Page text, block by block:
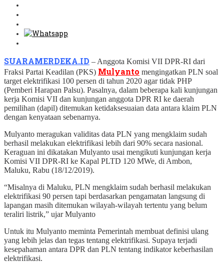
SUARAMERDEKA.ID – Anggota Komisi VII DPR-RI dari
Fraksi Partai Keadilan (PKS) Mulyanto mengingatkan PLN soal
target elektrifikasi 100 persen di tahun 2020 agar tidak PHP
(Pemberi Harapan Palsu). Pasalnya, dalam beberapa kali kunjungan
kerja Komisi VII dan kunjungan anggota DPR RI ke daerah
pemilihan (dapil) ditemukan ketidaksesuaian data antara klaim PLN
dengan kenyataan sebenarnya.
Mulyanto meragukan validitas data PLN yang mengklaim sudah
berhasil melakukan elektrifikasi lebih dari 90% secara nasional.
Keraguan ini dikatakan Mulyanto usai mengikuti kunjungan kerja
Komisi VII DPR-RI ke Kapal PLTD 120 MWe, di Ambon,
Maluku, Rabu (18/12/2019).
“Misalnya di Maluku, PLN mengklaim sudah berhasil melakukan
elektrifikasi 90 persen tapi berdasarkan pengamatan langsung di
lapangan masih ditemukan wilayah-wilayah tertentu yang belum
teraliri listrik,” ujar Mulyanto
Untuk itu Mulyanto meminta Pemerintah membuat definisi ulang
yang lebih jelas dan tegas tentang elektrifikasi. Supaya terjadi
kesepahaman antara DPR dan PLN tentang indikator keberhasilan
elektrifikasi.